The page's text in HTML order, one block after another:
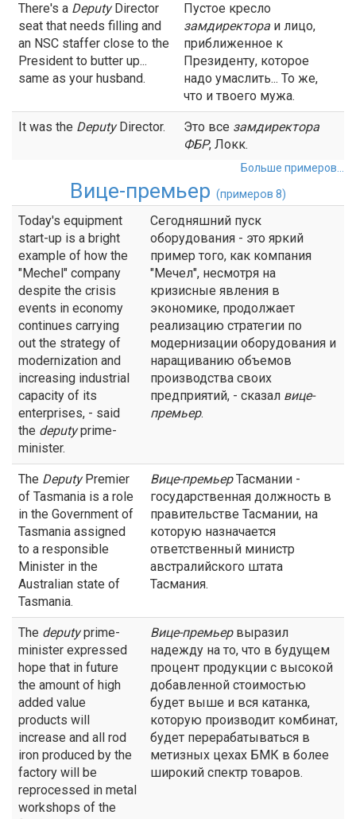
There's a DeputyDirector
seat that needs filling and
an NSC staffer close to the
President to butter up...
same as your husband.
Пустое кресло
замдиректора и лицо,
приближенное к
Президенту, которое
надо умаслить... То же,
что и твоего мужа.
It was the DeputyDirector. Это все замдиректора
ФБР, Локк.
Больше примеров...
Вице-премьер (примеров 8)
Today's equipment
start-up is a bright
example of how the
"Mechel" company
despite the crisis
events in economy
continues carrying
out the strategy of
modernization and
increasing industrial
capacity of its
enterprises, - said
the deputyprime-
minister.
Сегодняшний пуск
оборудования - это яркий
пример того, как компания
"Мечел", несмотря на
кризисные явления в
экономике, продолжает
реализацию стратегии по
модернизации оборудования и
наращиванию объемов
производства своих
предприятий, - сказал вице-
премьер.
The DeputyPremier
of Tasmania is a role
in the Government of
Tasmania assigned
to a responsible
Minister in the
Australian state of
Tasmania.
Вице-премьерТасмании -
государственная должность в
правительстве Тасмании, на
которую назначается
ответственный министр
австралийского штата
Тасмания.
The deputyprime-
minister expressed
hope that in future
the amount of high
added value
products will
increase and all rod
iron produced by the
factory will be
reprocessed in metal
workshops of the
Вице-премьервыразил
надежду на то, что в будущем
процент продукции с высокой
добавленной стоимостью
будет выше и вся катанка,
которую производит комбинат,
будет перерабатываться в
метизных цехах БМК в более
широкий спектр товаров.